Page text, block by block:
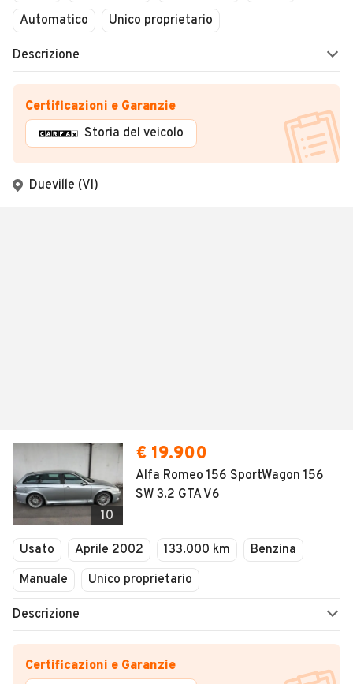
Automatico
Unico proprietario
Descrizione
Certificazioni e Garanzie
Storia del veicolo
Dueville (VI)
10
€ 19.900
Alfa Romeo 156 SportWagon 156
SW 3.2 GTA V6
Usato Aprile 2002 133.000 km
Benzina
Manuale
Unico proprietario
Descrizione
Certificazioni e Garanzie